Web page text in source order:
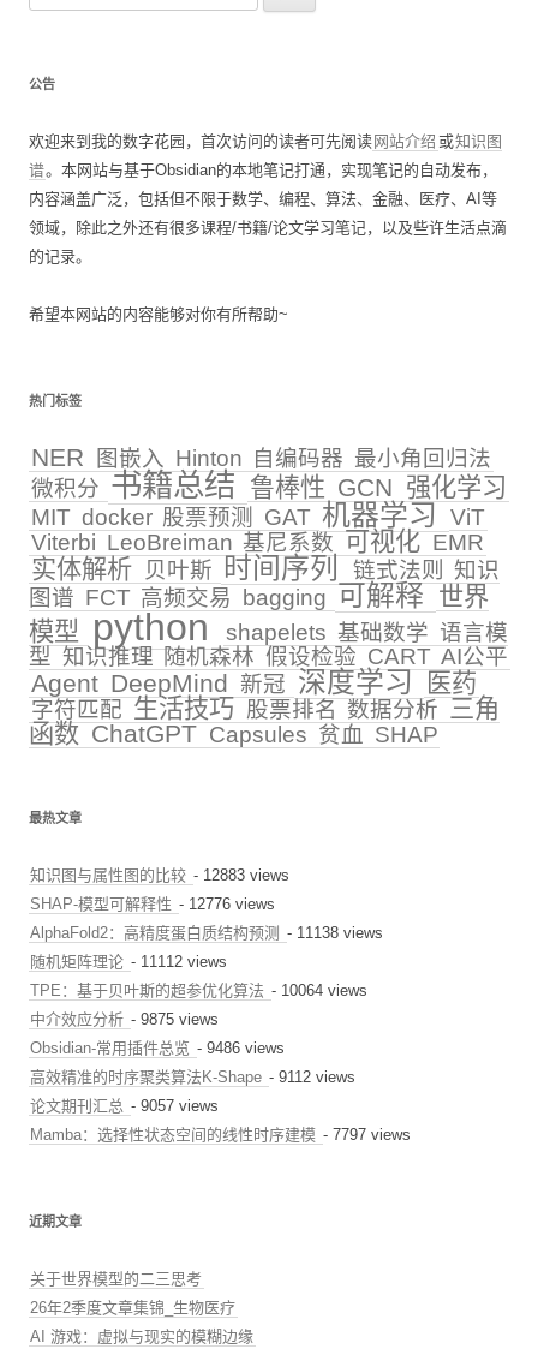
公告
欢迎来到我的数字花园，首次访问的读者可先阅读 网站介绍 或知识图
谱。本网站与基于Obsidian的本地笔记打通，实现笔记的自动发布，
内容涵盖广泛，包括但不限于数学、编程、算法、金融、医疗、AI等
领域，除此之外还有很多课程/书籍/论文学习笔记，以及些许生活点滴
的记录。
希望本网站的内容能够对你有所帮助~
热门标签
NER 图嵌入 Hinton 自编码器 最小角回归法
微积分 书籍总结 鲁棒性 GCN 强化学习
MIT docker 股票预测 GAT 机器学习
ViT
Viterbi LeoBreiman 基尼系数 可视化 EMR
实体解析 贝叶斯 时间序列 链式法则
知识
图谱 FCT 高频交易 bagging 可解释
世界
模型
python shapelets 基础数学 语言模
型 知识推理随机森林 假设检验 CART AI公平
Agent DeepMind 新冠 深度学习 医药
字符匹配 生活技巧 股票排名 数据分析 三角
函数 ChatGPT Capsules 贫血 SHAP
最热文章
知识图与属性图的比较 - 12883 views
SHAP-模型可解释性 - 12776 views
AlphaFold2：高精度蛋白质结构预测 - 11138 views
随机矩阵理论 - 11112 views
TPE：基于贝叶斯的超参优化算法 - 10064 views
中介效应分析 - 9875 views
Obsidian-常用插件总览 - 9486 views
高效精准的时序聚类算法K-Shape - 9112 views
论文期刊汇总 - 9057 views
Mamba：选择性状态空间的线性时序建模 - 7797 views
近期文章
关于世界模型的二三思考
26年2季度文章集锦_生物医疗
AI 游戏：虚拟与现实的模糊边缘